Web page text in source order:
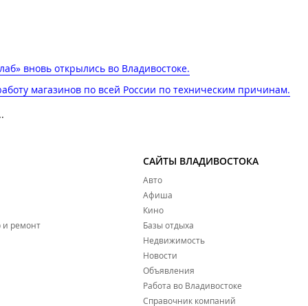
вновь открылись во Владивостоке.
магазинов по всей России по техническим причинам.
и ремонт
САЙТЫ ВЛАДИВОСТОКА
Авто
Афиша
Кино
Базы отдыха
Недвижимость
Новости
Объявления
Работа во Владивостоке
Справочник компаний